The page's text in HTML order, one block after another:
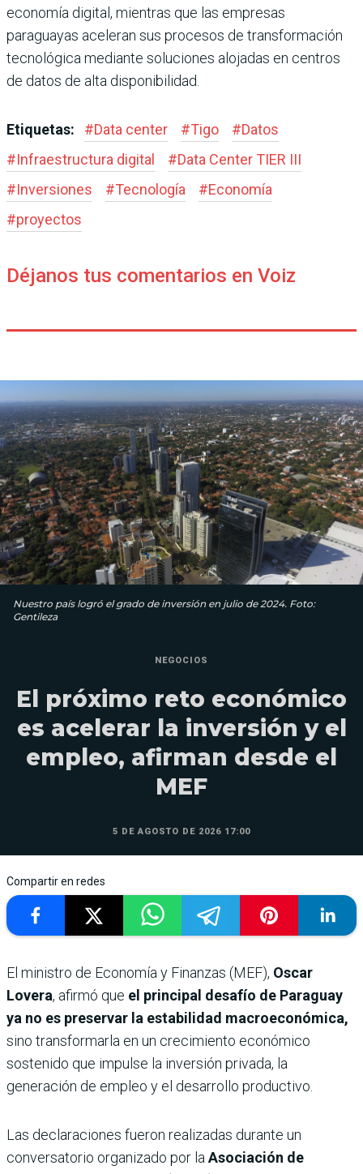
economía digital, mientras que las empresas
paraguayas aceleran sus procesos de transformación
tecnológica mediante soluciones alojadas en centros
de datos de alta disponibilidad.
Etiquetas: #Data center #Tigo #Datos
#Infraestructura digital #Data Center TIER III
#Inversiones #Tecnología #Economía
#proyectos
Déjanos tus comentarios en Voiz
Nuestro país logró el grado de inversión en julio de 2024. Foto:
Gentileza
NEGOCIOS
El próximo reto económico
es acelerar la inversión y el
empleo, afirman desde el
MEF
5 DE AGOSTO DE 2026 17:00
Compartir en redes
El ministro de Economía y Finanzas (MEF), Oscar
Lovera, afirmó que el principal desafío de Paraguay
ya no es preservar la estabilidad macroeconómica,
sino transformarla en un crecimiento económico
sostenido que impulse la inversión privada, la
generación de empleo y el desarrollo productivo.
Las declaraciones fueron realizadas durante un
conversatorio organizado por la Asociación de